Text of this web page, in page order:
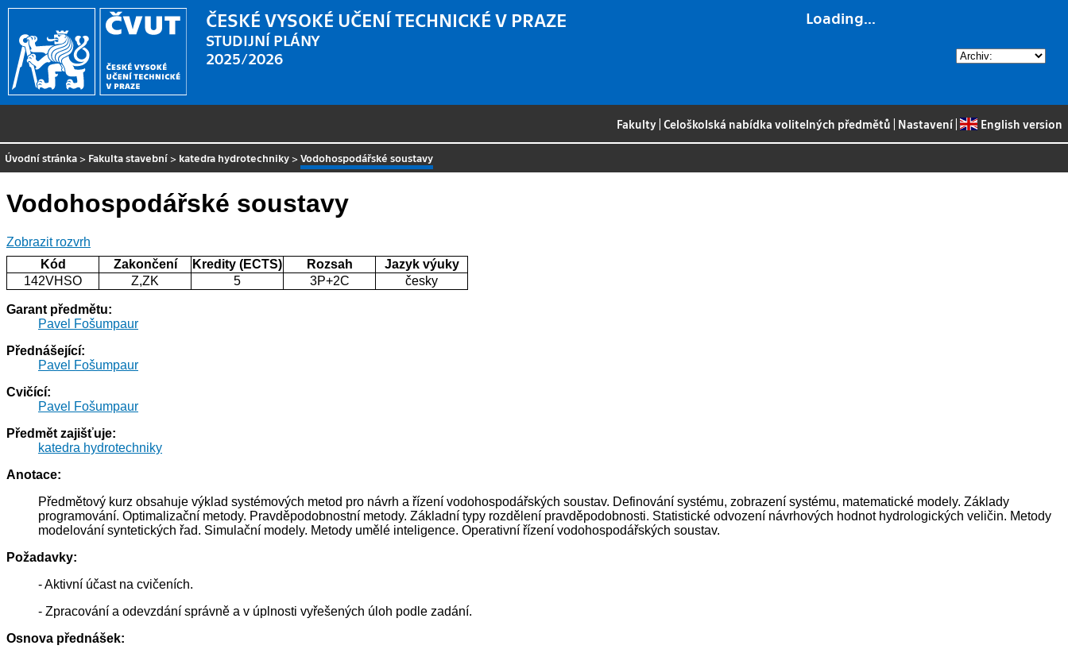
Loading...
ČESKÉ VYSOKÉ UČENÍ TECHNICKÉ V PRAZE
STUDIJNÍ PLÁNY
2025/2026
Fakulty |Celoškolská nabídka volitelných předmětů Nastavení| English version
Úvodní stránka > Fakulta stavební > katedra hydrotechniky >Vodohospodářské soustavy
Vodohospodářské soustavy
Zobrazit rozvrh
Kód
Zakončení Kredity (ECTS) Rozsah
Jazyk výuky
142VHSO
Z,ZK 5 3P+2C česky
Garant předmětu:
Pavel Fošumpaur
Přednášející:
Pavel Fošumpaur
Cvičící:
Pavel Fošumpaur
Předmět zajišťuje:
katedra hydrotechniky
Anotace:
Předmětový kurz obsahuje výklad systémových metod pro návrh a řízení vodohospodářských soustav. Definování systému, zobrazení systému, matematické modely. Základy
programování. Optimalizační metody. Pravděpodobnostní metody. Základní typy rozdělení pravděpodobnosti. Statistické odvození návrhových hodnot hydrologických veličin. Metody
modelování syntetických řad. Simulační modely. Metody umělé inteligence. Operativní řízení vodohospodářských soustav.
Požadavky:
- Aktivní účast na cvičeních.
- Zpracování a odevzdání správně a v úplnosti vyřešených úloh podle zadání.
Osnova přednášek: